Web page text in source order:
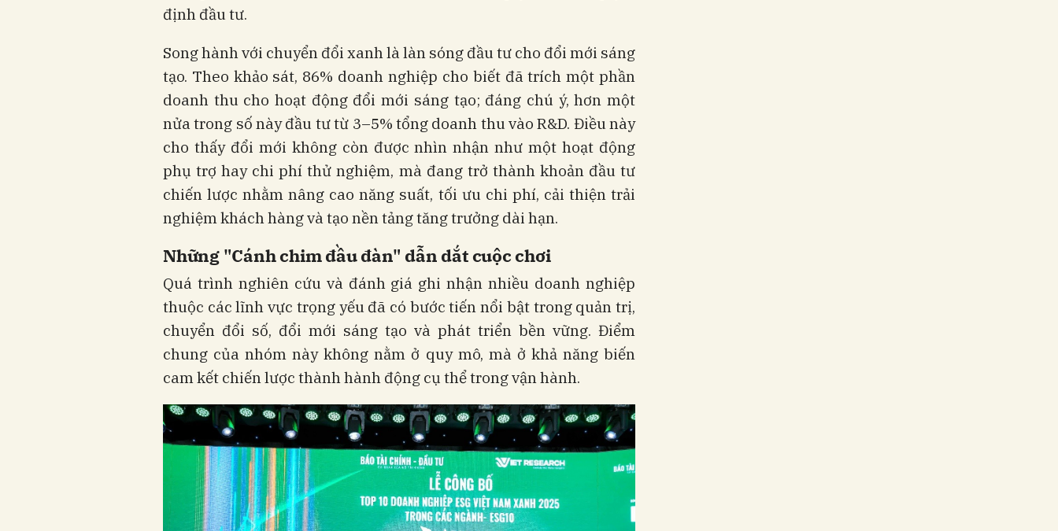
định đầu tư.
Song hành với chuyển đổi xanh là làn sóng đầu tư cho đổi mới sáng
tạo. Theo khảo sát, 86% doanh nghiệp cho biết đã trích một phần
doanh thu cho hoạt động đổi mới sáng tạo; đáng chú ý, hơn một
nửa trong số này đầu tư từ 3–5% tổng doanh thu vào R&D. Điều này
cho thấy đổi mới không còn được nhìn nhận như một hoạt động
phụ trợ hay chi phí thử nghiệm, mà đang trở thành khoản đầu tư
chiến lược nhằm nâng cao năng suất, tối ưu chi phí, cải thiện trải
nghiệm khách hàng và tạo nền tảng tăng trưởng dài hạn.
Những "Cánh chim đầu đàn" dẫn dắt cuộc chơi
Quá trình nghiên cứu và đánh giá ghi nhận nhiều doanh nghiệp
thuộc các lĩnh vực trọng yếu đã có bước tiến nổi bật trong quản trị,
chuyển đổi số, đổi mới sáng tạo và phát triển bền vững. Điểm
chung của nhóm này không nằm ở quy mô, mà ở khả năng biến
cam kết chiến lược thành hành động cụ thể trong vận hành.